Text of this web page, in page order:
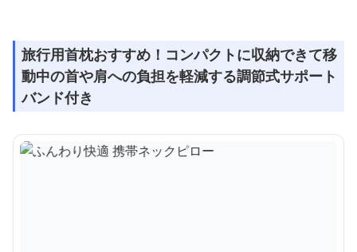
旅行用首枕おすすめ！コンパクトに収納できて移
動中の首や肩への負担を軽減する調節式サポート
バンド付き